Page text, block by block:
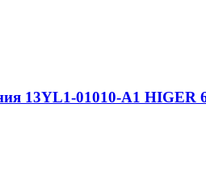
13YL1-01010-A1 HIGER